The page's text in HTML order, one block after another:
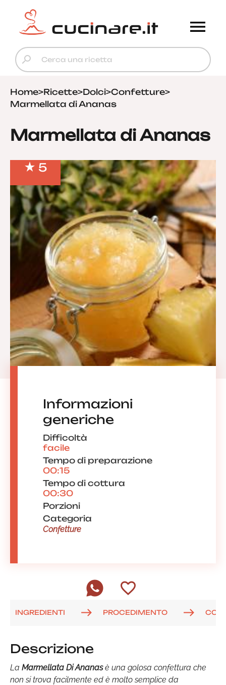
Home>Ricette>Dolci>Confetture>
Marmellata di Ananas
Marmellata di Ananas
5
Informazioni
generiche
Difficoltà
facile
Tempo di preparazione
00:15
Tempo di cottura
00:30
Porzioni
Categoria
Confetture
INGREDIENTI PROCEDIMENTO
Descrizione
La Marmellata Di Ananasè una golosa confettura che
non si trova facilmente ed è molto semplice da